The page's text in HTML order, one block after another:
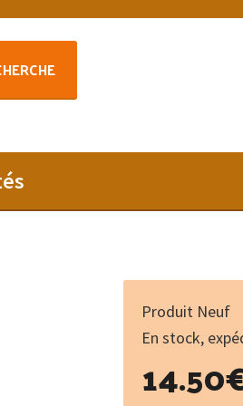
Produit Neuf
En stock,
14.50
de